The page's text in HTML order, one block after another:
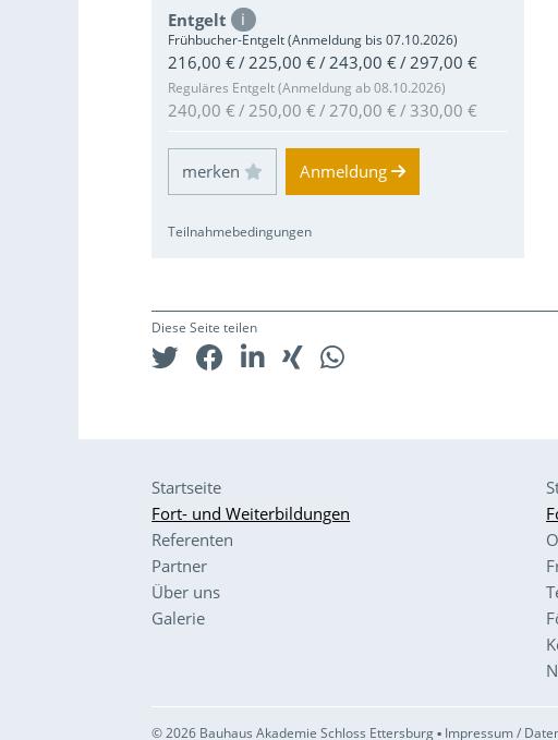
Entgelt i
Frühbucher-Entgelt (Anmeldung bis 07.10.2026)
216,00 € / 225,00 € / 243,00 € / 297,00 €
Reguläres Entgelt (Anmeldung ab 08.10.2026)
240,00 € / 250,00 € / 270,00 € / 330,00 €
Einloggen und Merkliste benutzen
Anmeldung
Teilnahmebedingungen
Diese Seite teilen
Startseite
Fort- und Weiterbildungen
Referenten
Partner
Über uns
Galerie
© 2026 Bauhaus Akademie Schloss Ettersburg ▪ Impressum /